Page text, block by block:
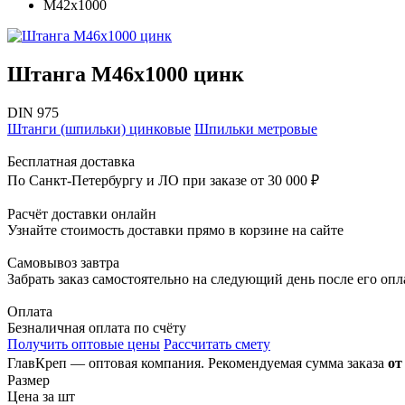
М42х1000
Штанга М46х1000 цинк
DIN 975
Штанги (шпильки) цинковые Шпильки метровые
Бесплатная доставка
По Санкт-Петербургу и ЛО при заказе от 30 000 ₽
Расчёт доставки онлайн
Узнайте стоимость доставки прямо в корзине на сайте
Самовывоз завтра
Забрать заказ самостоятельно на следующий день после его
Оплата
Безналичная оплата по счёту
Получить оптовые цены Рассчитать смету
ГлавКреп — оптовая компания. Рекомендуемая сумма заказа
Размер
Цена за шт